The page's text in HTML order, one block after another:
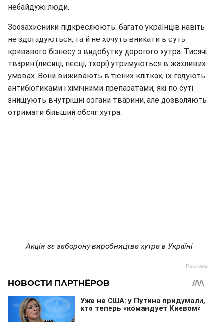
небайдужі люди.
Зоозахисники підкреслюють: багато українців навіть
не здогадуються, та й не хочуть вникати в суть
кривавого бізнесу з видобутку дорогого хутра. Тисячі
тварин (лисиці, песці, тхорі) утримуються в жахливих
умовах. Вони виживають в тісних клітках, їх годують
антибіотиками і хімічними препаратами, які по суті
знищують внутрішні органи тварини, але дозволяють
отримати більший обсяг хутра.
Акція за заборону виробництва хутра в Україні